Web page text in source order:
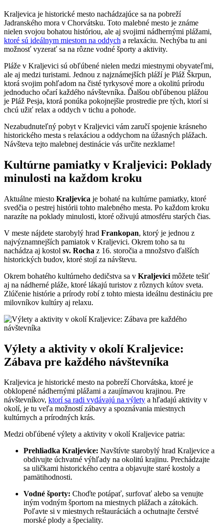
Kraljevica je historické mesto nachádzajúce sa na pobreží
Jadranského mora v Chorvátsku. Toto malebné mesto je známe
nielen svojou bohatou históriou, ale aj svojimi nádhernými plážami,
ktoré sú ideálnym miestom na oddych a relaxáciu. Nechýba tu ani
možnosť vyzerať sa na rôzne vodné športy a aktivity.
Pláže v Kraljevici sú obľúbené nielen medzi miestnymi obyvateľmi,
ale aj medzi turistami. Jednou z najznámejších pláží je Pláž Škrpun,
ktorá svojim pohľadom na čisté tyrkysové more a okolitú prírodu
jednoducho očarí každého návštevníka. Ďalšou obľúbenou plážou
je Pláž Pesja, ktorá ponúka pokojnejšie prostredie pre tých, ktorí si
chcú užiť relax a oddych v tichu a pohode.
Nezabudnuteľný pobyt v Kraljevici vám zaručí spojenie krásneho
historického mesta s relaxáciou a oddychom na úžasných plážach.
Návšteva tejto malebnej destinácie vás určite nezklame!
Kultúrne pamiatky v Kraljevici: Poklady
minulosti na každom kroku
Aktuálne miesto Kraljevica je bohaté na kultúrne pamiatky, ktoré
svedčia o pestrej histórii tohto malebného mesta. Po každom kroku
narazíte na poklady minulosti, ktoré oživujú atmosféru starých čias.
V meste nájdete starobylý hrad Frankopan, ktorý je jednou z
najvýznamnejších pamiatok v Kraljevici. Okrem toho sa tu
nachádza aj kostol sv. Rocha z 16. storočia a množstvo ďalších
historických budov, ktoré stojí za návštevu.
Okrem bohatého kultúrneho dedičstva sa v Kraljevici môžete tešiť
aj na nádherné pláže, ktoré lákajú turistov z rôznych kútov sveta.
Zlúčenie histórie a prírody robí z tohto miesta ideálnu destináciu pre
milovníkov kultúry aj relaxu.
Výlety a aktivity v okolí Kraljevice:
Zábava pre každého návštevníka
Kraljevica je historické mesto na pobreží Chorvátska, ktoré je
obklopené nádhernými plážami a zaujímavou krajinou. Pre
návštevníkov, ktorí sa radi vydávajú na výlety a hľadajú aktivity v
okolí, je tu veľa možností zábavy a spoznávania miestnych
kultúrnych a prírodných krás.
Medzi obľúbené výlety a aktivity v okolí Kraljevice patria:
Prehliadka Kraljevice: Navštívte starobylý hrad Kraljevice a
obdivujte úchvatné výhľady na okolitú krajinu. Prechádzajte
sa uličkami historického centra a objavujte staré kostoly a
pamätihodnosti.
Vodné športy: Choďte potápať, surfovať alebo sa venujte
iným vodným športom na miestnych plážach a zátokách.
Poľavte si v miestnych reštauráciách a ochutnajte čerstvé
morské plody a špeciality.